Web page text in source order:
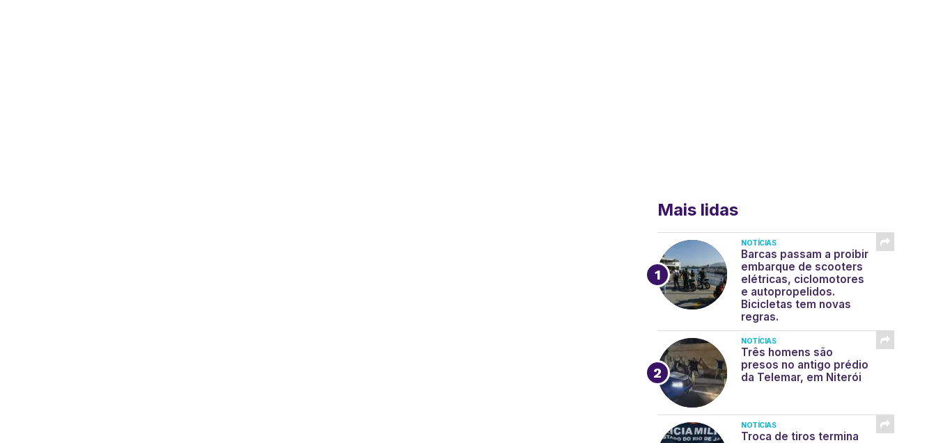
Mais lidas
NOTÍCIAS
Barcas passam a proibir
embarque de scooters
elétricas, ciclomotores
e autopropelidos.
Bicicletas tem novas
regras.
NOTÍCIAS
Três homens são
presos no antigo prédio
da Telemar, em Niterói
NOTÍCIAS
Troca de tiros termina